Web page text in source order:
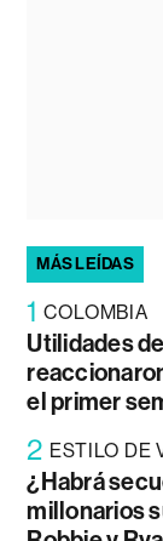
MÁS LEÍDAS
1 COLOMBIA
Utilidades
el primer
2 ESTILO DE
¿Habrá
millonarios